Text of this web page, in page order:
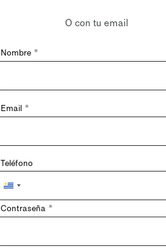
O con tu email
Nombre *
Email *
Teléfono
Uruguay
+598
Contraseña *